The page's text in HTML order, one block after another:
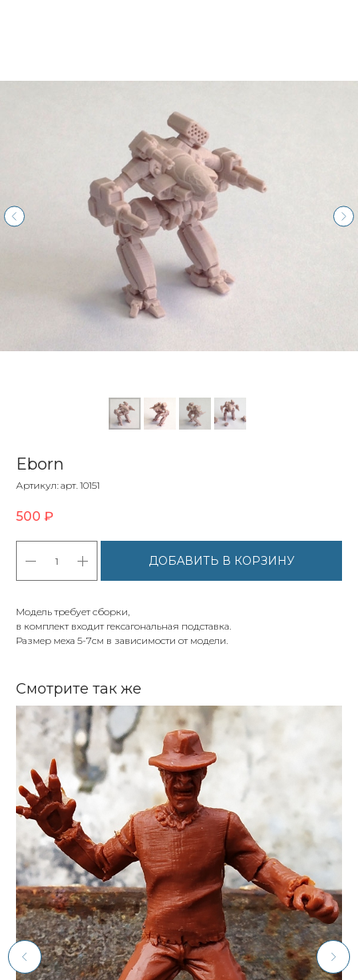
Eborn
Артикул: арт. 10151
500 ₽
ДОБАВИТЬ В КОРЗИНУ
Модель требует сборки,
в комплект входит гексагональная подставка.
Размер меха 5-7см в зависимости от модели.
Смотрите так же